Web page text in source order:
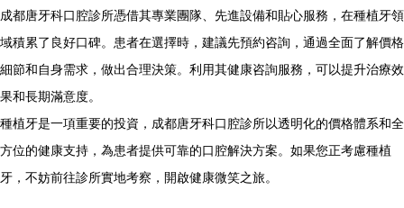
成都唐牙科口腔診所憑借其專業團隊、先進設備和貼心服務，在種植牙領
域積累了良好口碑。患者在選擇時，建議先預約咨詢，通過全面了解價格
細節和自身需求，做出合理決策。利用其健康咨詢服務，可以提升治療效
果和長期滿意度。
種植牙是一項重要的投資，成都唐牙科口腔診所以透明化的價格體系和全
方位的健康支持，為患者提供可靠的口腔解決方案。如果您正考慮種植
牙，不妨前往診所實地考察，開啟健康微笑之旅。